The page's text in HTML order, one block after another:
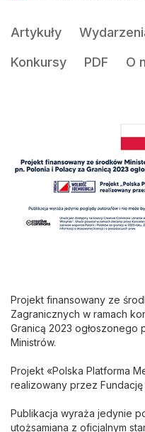
Artykuły
Konkursy
PDF O
Projekt finansowany ze
Zagranicznych w ramach
Granicą 2023 ogłoszonego
Ministrów.
Projekt «Polska Platforma
realizowany przez
Publikacja wyraża jedynie
utożsamiana z oficjalnym